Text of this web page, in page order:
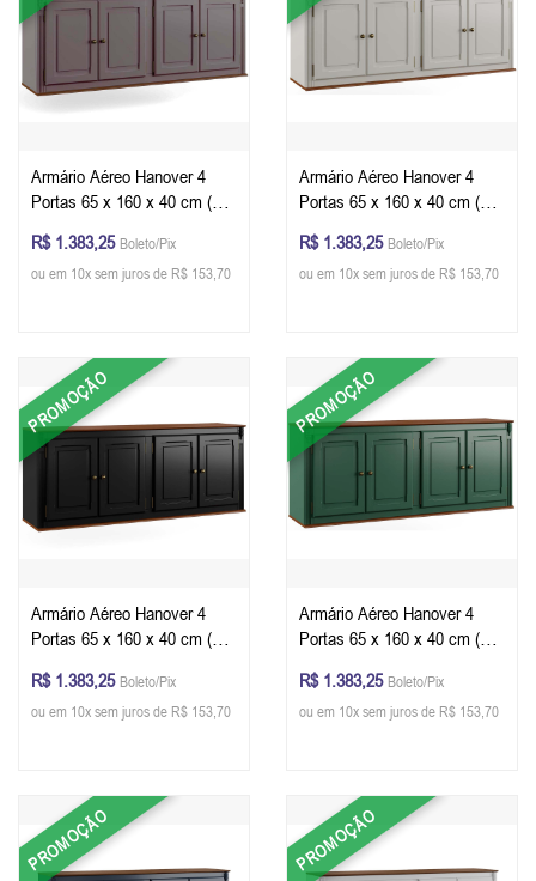
Armário Aéreo Hanover 4
Portas 65 x 160 x 40 cm (A x
Imbuia Glazer
R$ 1.383,25 Boleto/Pix
ou em 10x sem juros de R$ 153,70
Armário Aéreo Hanover 4
Portas 65 x 160 x 40 cm (A x
Glazer
R$ 1.383,25 Boleto/Pix
ou em 10x sem juros de R$ 153,70
PROMOÇÃO
Armário Aéreo Hanover 4
Portas 65 x 160 x 40 cm (A x
Glazer
R$ 1.383,25 Boleto/Pix
ou em 10x sem juros de R$ 153,70
PROMOÇÃO
Armário Aéreo Hanover 4
Portas 65 x 160 x 40 cm (A x
Imbuia Glazer
R$ 1.383,25 Boleto/Pix
ou em 10x sem juros de R$ 153,70
PROMOÇÃO PROMOÇÃO